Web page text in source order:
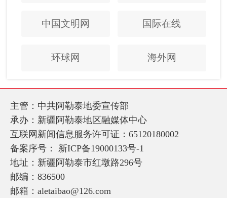
中国文明网 国际在线
环球网 海外网
主管：中共阿勒泰地委宣传部
承办：新疆阿勒泰地区融媒体中心
互联网新闻信息服务许可证：65120180002
备案序号： 新ICP备19000133号-1
地址：新疆阿勒泰市红墩路296号
邮编：836500
邮箱：aletaibao@126.com